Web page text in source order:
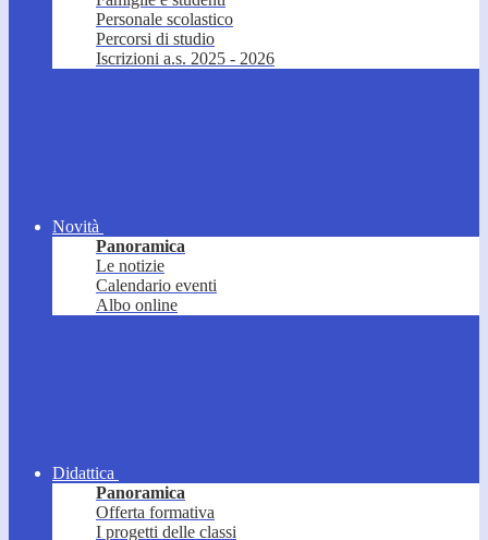
Personale scolastico
Percorsi di studio
Iscrizioni a.s. 2025 - 2026
Novità
Panoramica
Le notizie
Calendario eventi
Albo online
Didattica
Panoramica
Offerta formativa
I progetti delle classi